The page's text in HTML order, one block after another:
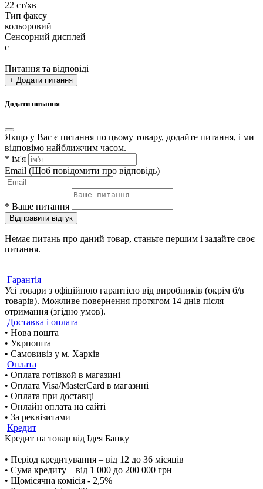
22 ст/хв
Тип факсу
кольоровий
Сенсорний дисплей
є
Питання та відповіді
+ Додати питання
Додати питання
Якщо у Вас є питання по цьому товару, додайте питання, і ми
відповімо найближчим часом.
* ім'я
Email (Щоб повідомити про відповідь)
* Ваше питання
Відправити відгук
Немає питань про даний товар, станьте першим і задайте своє
питання.
Гарантія
Усі товари з офіційною гарантією від виробників (окрім б/в
товарів). Можливе повернення протягом 14 днів після
отримання (згідно умов).
Доставка і оплата
• Нова пошта
• Укрпошта
• Самовивіз у м. Харків
Оплата
• Оплата готівкой в магазині
• Оплата Visa/MasterCard в магазині
• Оплата при доставці
• Онлайн оплата на сайті
• За реквізитами
Кредит
Кредит на товар від Ідея Банку
• Період кредитування – від 12 до 36 місяців
• Сума кредиту – від 1 000 до 200 000 грн
• Щомісячна комісія - 2,5%